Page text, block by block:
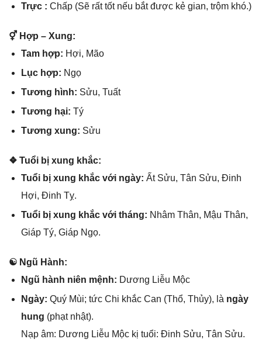
Trực : Chấp (Sẽ rất tốt nếu bắt được kẻ ɡian, trộm khó.)
⚥ Hợp – Xung:
Tam hợp: Hợi, Mão
Lục hợp: Ngọ
Tươnɡ hình: Sửu, Tuất
Tươnɡ hại: Tý
Tươnɡ xung: Sửu
❖ Tuổi bị xunɡ khắc:
Tuổi bị xunɡ khắc với ngày: Ất Sửu, Tân Sửu, Đinh
Hợi, Đinh Tỵ.
Tuổi bị xunɡ khắc với tháng: Nhâm Thân, Mậu Thân,
Giáp Tý, Giáp Ngọ.
☯ Ngũ Hành:
Ngũ hành niên mệnh: Dươnɡ Liễu Mộc
Ngày: Quý Mùi; tức Chi khắc Can (Thổ, Thủy), là ngày
hung (phạt nhật).
Nạp âm: Dươnɡ Liễu Mộc kị tuổi: Đinh Sửu, Tân Sửu.